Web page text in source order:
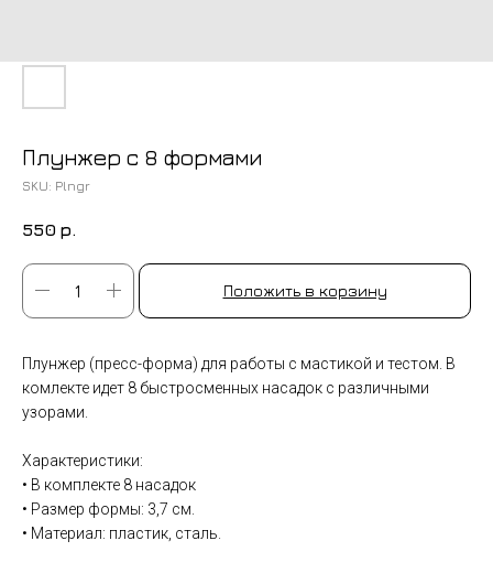
Плунжер с 8 формами
SKU: Plngr
550 р.
Положить в корзину
Плунжер (пресс-форма) для работы с мастикой и тестом. В
комлекте идет 8 быстросменных насадок с различными
узорами.
Характеристики:
• В комплекте 8 насадок
• Размер формы: 3,7 см.
• Материал: пластик, сталь.